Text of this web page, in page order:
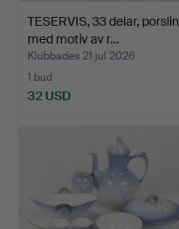
TESERVIS, 33 delar, porslin
med motiv av r…
Klubbades 21 jul 2026
1 bud
32 USD